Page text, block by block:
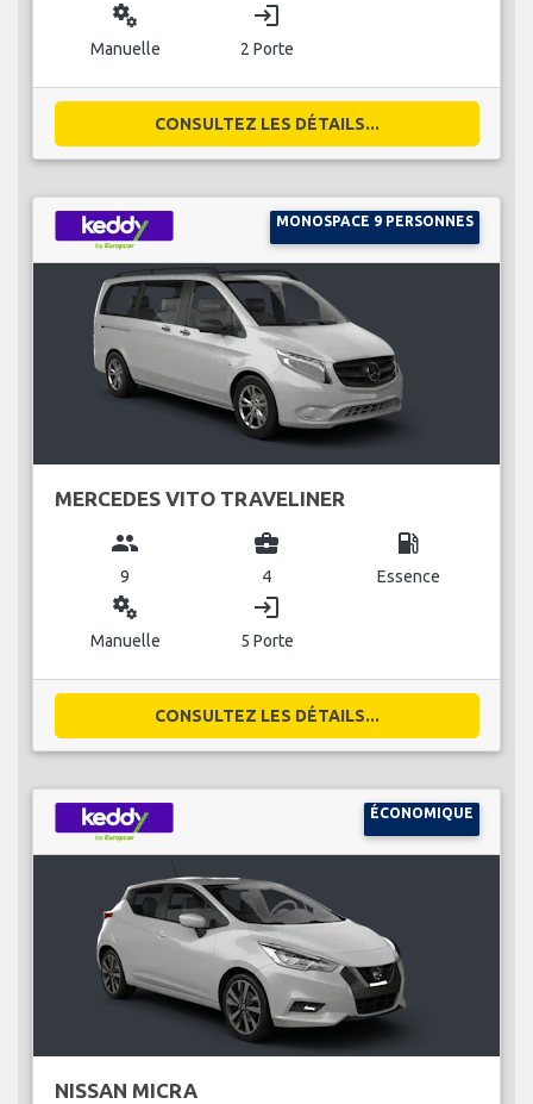
miscellaneous_services
Manuelle
login
2 Porte
CONSULTEZ LES DÉTAILS...
MONOSPACE 9 PERSONNES
MERCEDES VITO TRAVELINER
group
9
business_center
4
local_gas_station
Essence
miscellaneous_services
Manuelle
login
5 Porte
CONSULTEZ LES DÉTAILS...
ÉCONOMIQUE
NISSAN MICRA